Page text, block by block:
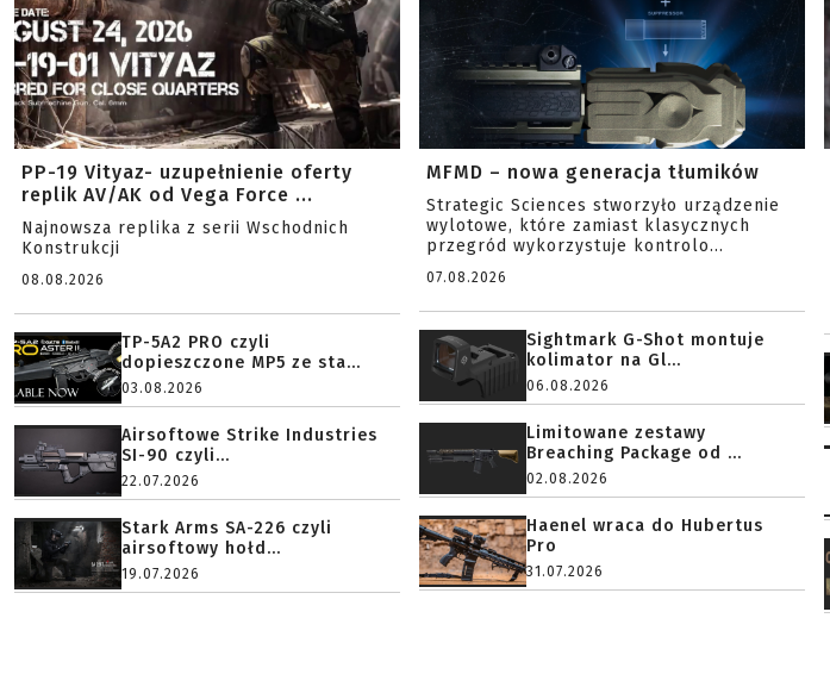
PP-19 Vityaz- uzupełnienie oferty
replik AV/AK od Vega Force ...
Najnowsza replika z serii Wschodnich
Konstrukcji
08.08.2026
TP-5A2 PRO czyli
dopieszczone MP5 ze sta...
03.08.2026
Airsoftowe Strike Industries
SI-90 czyli...
22.07.2026
Stark Arms SA-226 czyli
airsoftowy hołd...
19.07.2026
MFMD – nowa generacja tłumików
Strategic Sciences stworzyło urządzenie
wylotowe, które zamiast klasycznych
przegród wykorzystuje kontrolo...
07.08.2026
Sightmark G-Shot montuje
kolimator na Gl...
06.08.2026
Limitowane zestawy
Breaching Package od ...
02.08.2026
Haenel wraca do Hubertus
Pro
31.07.2026